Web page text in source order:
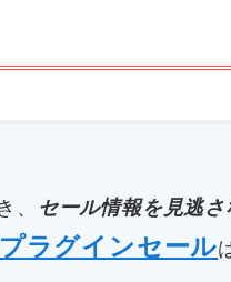
、
セール情報を見逃
ラグインセール